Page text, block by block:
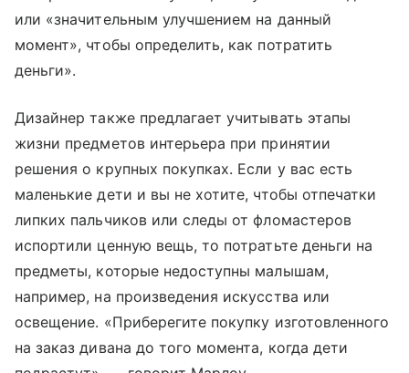
или «значительным улучшением на данный
момент», чтобы определить, как потратить
деньги».
Дизайнер также предлагает учитывать этапы
жизни предметов интерьера при принятии
решения о крупных покупках. Если у вас есть
маленькие дети и вы не хотите, чтобы отпечатки
липких пальчиков или следы от фломастеров
испортили ценную вещь, то потратьте деньги на
предметы, которые недоступны малышам,
например, на произведения искусства или
освещение. «Приберегите покупку изготовленного
на заказ дивана до того момента, когда дети